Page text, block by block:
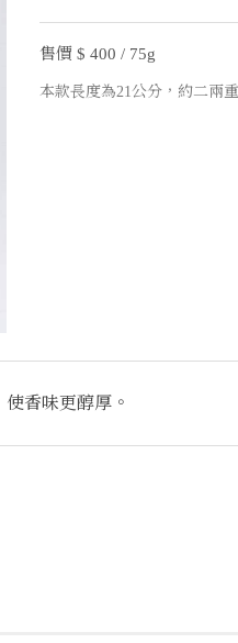
售價 $ 400 / 75g
本款長度為21公分，約二兩
香味更醇厚。